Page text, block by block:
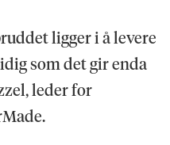
ligger i å levere
som det gir enda
leder for